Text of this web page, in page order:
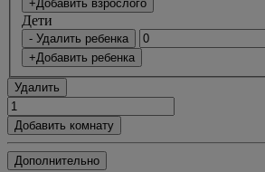
+Добавить взрослого
Дети
- Удалить ребенка
+Добавить ребенка
Удалить
Добавить комнату
Дополнительно